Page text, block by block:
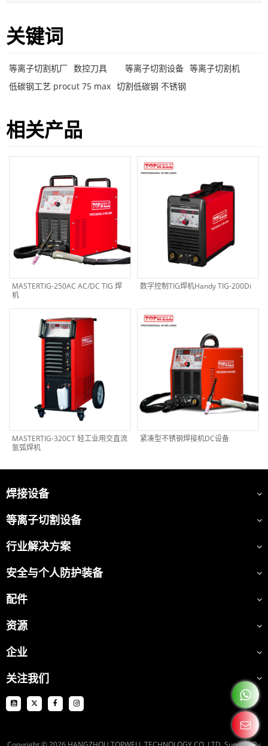
关键词
等离子切割机厂 数控刀具 等离子切割设备 等离子切割机
低碳钢工艺 procut 75 max 切割低碳钢 不锈钢
相关产品
MASTERTIG-250AC AC/DC TIG 焊
机
数字控制TIG焊机Handy TIG-200Di
MASTERTIG-320CT 轻工业用交直流
氩弧焊机
紧凑型不锈钢焊接机DC设备
焊接设备
等离子切割设备
行业解决方案
安全与个人防护装备
配件
资源
企业
关注我们